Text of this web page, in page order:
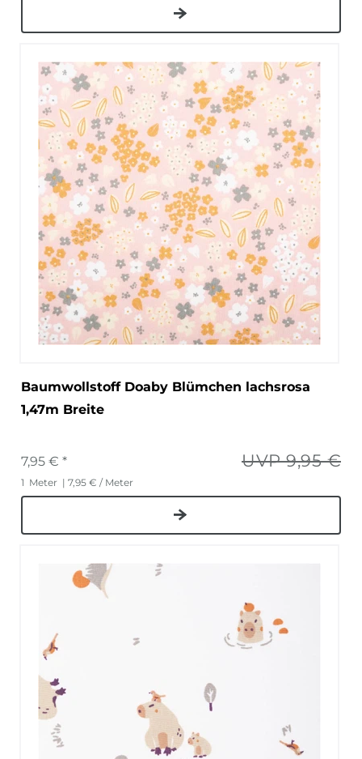
Baumwollstoff Doaby Blümchen lachsrosa
1,47m Breite
UVP 9,95 €
7,95 € *
1 Meter | 7,95 € / Meter